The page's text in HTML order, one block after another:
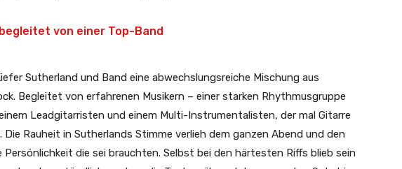
von einer Top-Band
Sutherland und Band eine abwechslungsreiche Mischung aus
Begleitet von erfahrenen Musikern – einer starken Rhythmusgruppe
Leadgitarristen und einem Multi-Instrumentalisten, der mal Gitarre
Die Rauheit in Sutherlands Stimme verlieh dem ganzen Abend und den
Persönlichkeit die sei brauchten. Selbst bei den härtesten Riffs blieb sein